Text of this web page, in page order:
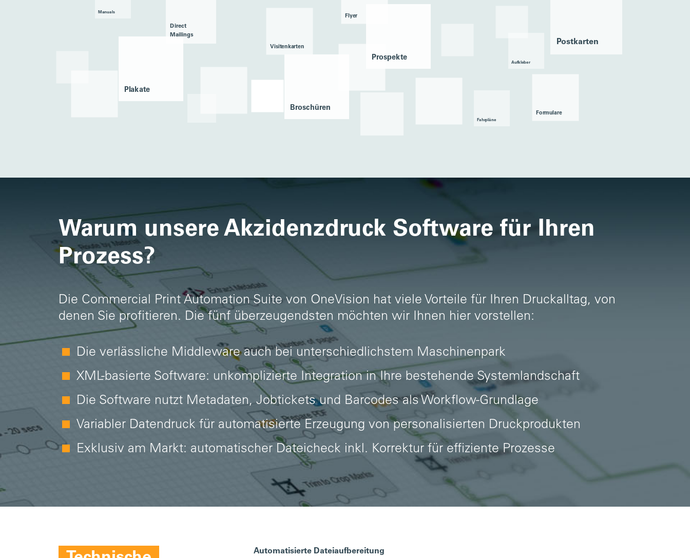
Manuals
Plakate
Direct
Mailings
Visiten­karten
Broschüren
Flyer
Prospekte
Fahr­pläne
Aufkleber
Warum unsere Akzidenzdruck Software für Ihren
Prozess?
Die Commercial Print Automation Suite von OneVision hat viele Vorteile für Ihren Druckalltag, von
denen Sie profitieren. Die fünf überzeugendsten möchten wir Ihnen hier vorstellen:
Die verlässliche Middleware auch bei unterschiedlichstem Maschinenpark
XML-basierte Software: unkomplizierte Integration in Ihre bestehende Systemlandschaft
Die Software nutzt Metadaten, Jobtickets und Barcodes als Workflow-Grundlage
Variabler Datendruck für automatisierte Erzeugung von personalisierten Druckprodukten
Exklusiv am Markt: automatischer Dateicheck inkl. Korrektur für effiziente Prozesse
Automatisierte Dateiaufbereitung